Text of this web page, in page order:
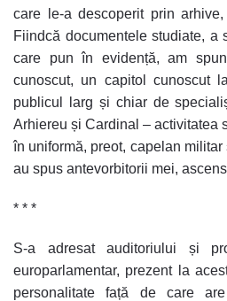
care le-a descoperit prin
Fiindcă documentele studiate, a
care pun în evidență, am
cunoscut, un capitol cunoscut
publicul larg și chiar de
Arhiereu și Cardinal – activitatea
în uniformă, preot, capelan
au spus antevorbitorii mei,
* * *
S-a adresat auditoriului și
europarlamentar, prezent la
personalitate față de care